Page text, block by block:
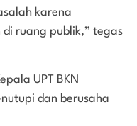
karena
ruang publik,” tegas
UPT BKN
dan berusaha